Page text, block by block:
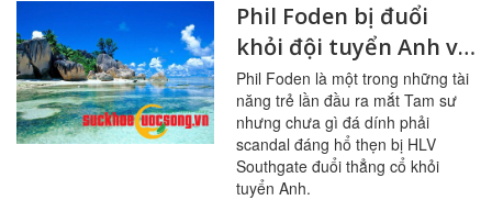
Phil Foden bị đuổi
khỏi đội tuyển Anh vì
sao?
Phil Foden là một trong những tài
năng trẻ lần đầu ra mắt Tam sư
nhưng chưa gì đá dính phải
scandal đáng hổ thẹn bị HLV
Southgate đuổi thẳng cổ khỏi
tuyển Anh.